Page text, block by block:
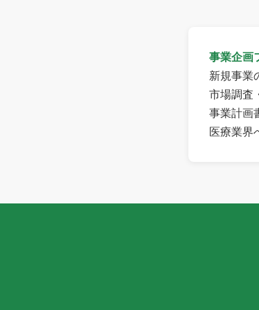
事業企画
新規事業
市場調査
事業計画
医療業界